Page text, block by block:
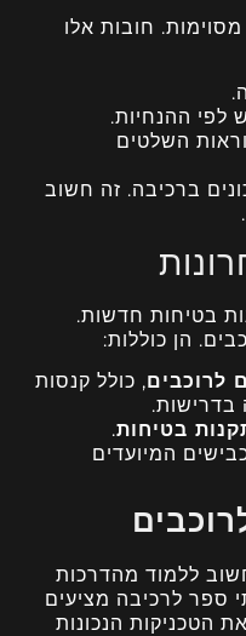
חובות אלו
לפי ההנחיות.
השלטים
ברכיבה. זה חשוב
בטיחות חדשות.
הן כוללות:
לרוכבים, כולל קנסות
בדרישות.
בטיחות.
המיועדים
ללמוד מהדרכות
ספר לרכיבה מציעים
הטכניקות הנכונות